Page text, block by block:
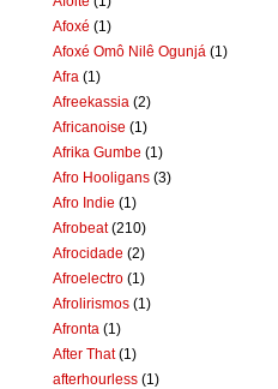
Afoxé (1)
Afoxé Omô Nilê Ogunjá (1)
Afra (1)
Afreekassia (2)
Africanoise (1)
Afrika Gumbe (1)
Afro Hooligans (3)
Afro Indie (1)
Afrobeat (210)
Afrocidade (2)
Afroelectro (1)
Afrolirismos (1)
Afronta (1)
After That (1)
afterhourless (1)